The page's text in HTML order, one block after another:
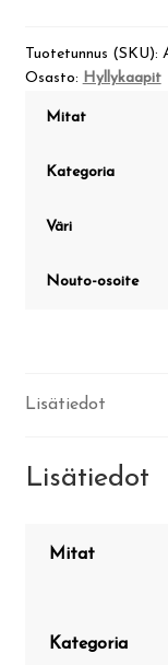
Tuotetunnus (SKU):
Osasto: Hyllykaapit
Mitat
Kategoria
Väri
Nouto-osoite
Lisätiedot
Lisätiedot
Mitat
Kategoria